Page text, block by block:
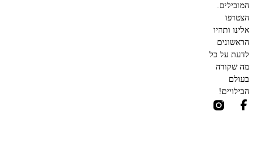
המובילים.
הצטרפו
אלינו ותהיו
הראשונים
לדעת על כל
מה שקורה
בעולם
הבילויים!